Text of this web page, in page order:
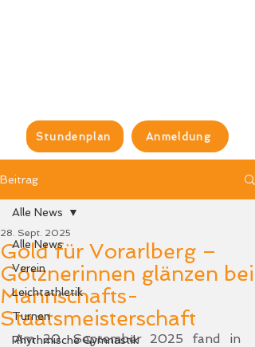
Stundenplan Anmeldung
Beitrag
Alle News
Verein
Leichtathletik
Turnen
Rhythmische Gymnastik
Alle News
Gold für Vorarlberg –
Götznerinnen glänzen bei
Mannschafts-
Staatsmeisterschaft
28. Sept. 2025
Am 20. September 2025 fand in